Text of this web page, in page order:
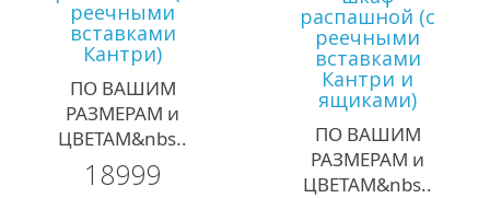
реечными
вставками
Кантри)
ПО ВАШИМ
РАЗМЕРАМ и
ЦВЕТАМ&nbs..
18999
распашной (с
реечными
вставками
Кантри и
ящиками)
ПО ВАШИМ
РАЗМЕРАМ и
ЦВЕТАМ&nbs..